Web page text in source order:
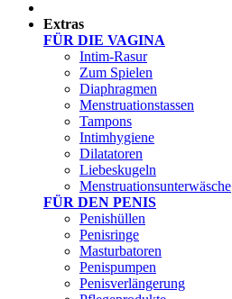
Extras
FÜR DIE VAGINA
Intim-Rasur
Zum Spielen
Diaphragmen
Menstruationstassen
Tampons
Intimhygiene
Dilatatoren
Liebeskugeln
Menstruationsunterwäsche
FÜR DEN PENIS
Penishüllen
Penisringe
Masturbatoren
Penispumpen
Penisverlängerung